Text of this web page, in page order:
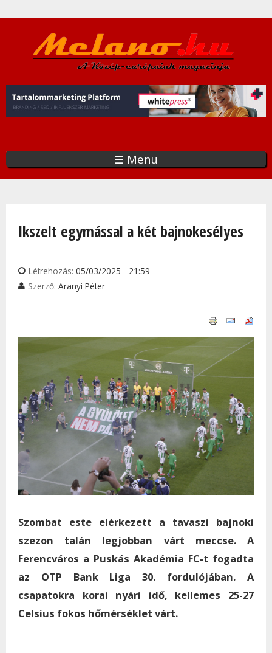
a
tartalomra
☰ Menu
Ikszelt egymással a két bajnokesélyes
Létrehozás: 05/03/2025 - 21:59
Szerző: Aranyi Péter
Szombat este elérkezett a tavaszi bajnoki
szezon talán legjobban várt meccse. A
Ferencváros a Puskás Akadémia FC-t fogadta
az OTP Bank Liga 30. fordulójában. A
csapatokra korai nyári idő, kellemes 25-27
Celsius fokos hőmérséklet várt.